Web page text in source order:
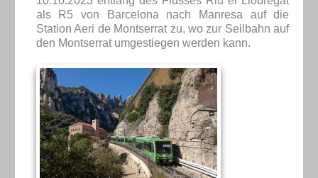
als R5 von Barcelona nach Manresa auf die
Station Aeri de Montserrat zu, wo zur Seilbahn auf
den Montserrat umgestiegen werden kann.